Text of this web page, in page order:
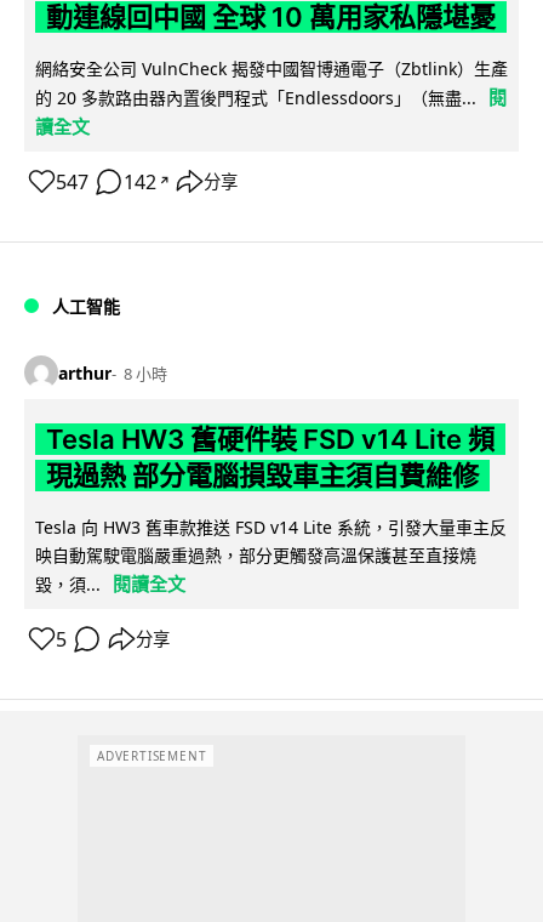
動連線回中國 全球 10 萬用家私隱堪憂
網絡安全公司 VulnCheck 揭發中國智博通電子（Zbtlink）生產
的 20 多款路由器內置後門程式「Endlessdoors」（無盡...
閱
讀全文
547 142 ↗ 分享
人工智能
arthur 8 小時
Tesla HW3 舊硬件裝 FSD v14 Lite 頻
現過熱 部分電腦損毀車主須自費維修
Tesla 向 HW3 舊車款推送 FSD v14 Lite 系統，引發大量車主反
映自動駕駛電腦嚴重過熱，部分更觸發高溫保護甚至直接燒
毀，須...
閱讀全文
5 分享
ADVERTISEMENT